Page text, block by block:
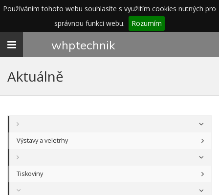
Používáním tohoto webu souhlasíte s využitím cookies nutných pro
správnou funkci webu.
Rozumím
Toggle
whptechnik
Aktuálně
Výstavy a veletrhy
Tiskoviny